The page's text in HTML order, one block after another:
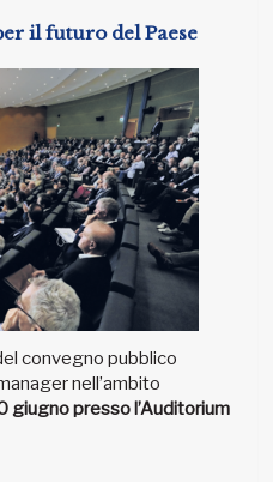
il futuro del Paese
convegno pubblico
nell’ambito
giugno presso l’Auditorium